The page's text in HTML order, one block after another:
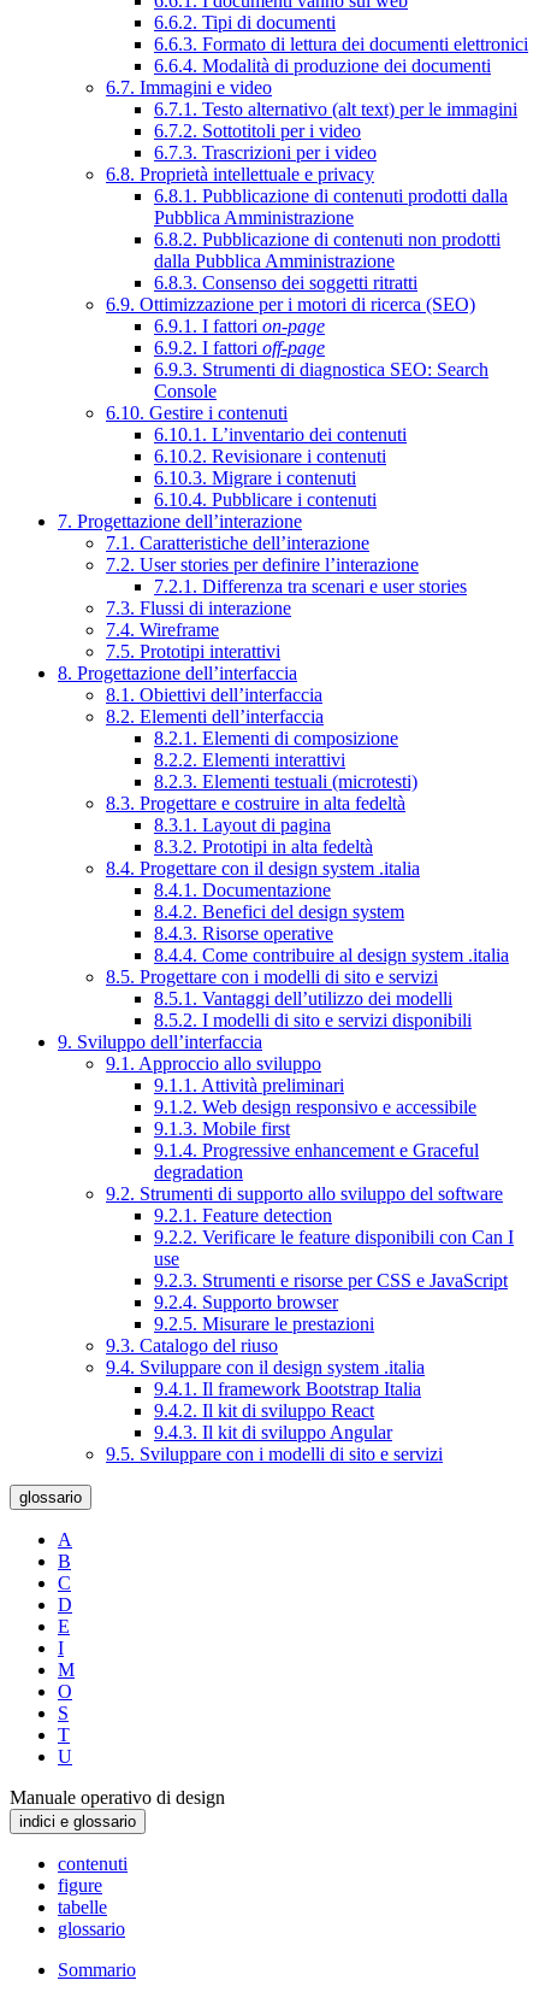
6.6.2. Tipi di documenti
6.6.3. Formato di lettura dei documenti elettronici
6.6.4. Modalità di produzione dei documenti
6.7. Immagini e video
6.7.1. Testo alternativo (alt text) per le immagini
6.7.2. Sottotitoli per i video
6.7.3. Trascrizioni per i video
6.8. Proprietà intellettuale e privacy
6.8.1. Pubblicazione di contenuti prodotti dalla
Pubblica Amministrazione
6.8.2. Pubblicazione di contenuti non prodotti
dalla Pubblica Amministrazione
6.8.3. Consenso dei soggetti ritratti
6.9. Ottimizzazione per i motori di ricerca (SEO)
6.9.1. I fattori on-page
6.9.2. I fattori off-page
6.9.3. Strumenti di diagnostica SEO: Search
Console
6.10. Gestire i contenuti
6.10.1. L’inventario dei contenuti
6.10.2. Revisionare i contenuti
6.10.3. Migrare i contenuti
6.10.4. Pubblicare i contenuti
7. Progettazione dell’interazione
7.1. Caratteristiche dell’interazione
7.2. User stories per definire l’interazione
7.2.1. Differenza tra scenari e user stories
7.3. Flussi di interazione
7.4. Wireframe
7.5. Prototipi interattivi
8. Progettazione dell’interfaccia
8.1. Obiettivi dell’interfaccia
8.2. Elementi dell’interfaccia
8.2.1. Elementi di composizione
8.2.2. Elementi interattivi
8.2.3. Elementi testuali (microtesti)
8.3. Progettare e costruire in alta fedeltà
8.3.1. Layout di pagina
8.3.2. Prototipi in alta fedeltà
8.4. Progettare con il design system .italia
8.4.1. Documentazione
8.4.2. Benefici del design system
8.4.3. Risorse operative
8.4.4. Come contribuire al design system .italia
8.5. Progettare con i modelli di sito e servizi
8.5.1. Vantaggi dell’utilizzo dei modelli
8.5.2. I modelli di sito e servizi disponibili
9. Sviluppo dell’interfaccia
9.1. Approccio allo sviluppo
9.1.1. Attività preliminari
9.1.2. Web design responsivo e accessibile
9.1.3. Mobile first
9.1.4. Progressive enhancement e Graceful
degradation
9.2. Strumenti di supporto allo sviluppo del software
9.2.1. Feature detection
9.2.2. Verificare le feature disponibili con Can I
use
9.2.3. Strumenti e risorse per CSS e JavaScript
9.2.4. Supporto browser
9.2.5. Misurare le prestazioni
9.3. Catalogo del riuso
9.4. Sviluppare con il design system .italia
9.4.1. Il framework Bootstrap Italia
9.4.2. Il kit di sviluppo React
9.4.3. Il kit di sviluppo Angular
9.5. Sviluppare con i modelli di sito e servizi
glossario
A
B
C
D
E
I
M
O
S
T
U
Manuale operativo di design
indici e glossario
contenuti
figure
tabelle
glossario
Sommario